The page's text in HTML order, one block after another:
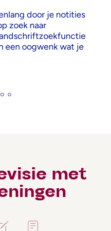
door je notities
zoek naar
een oogwenk wat je
met